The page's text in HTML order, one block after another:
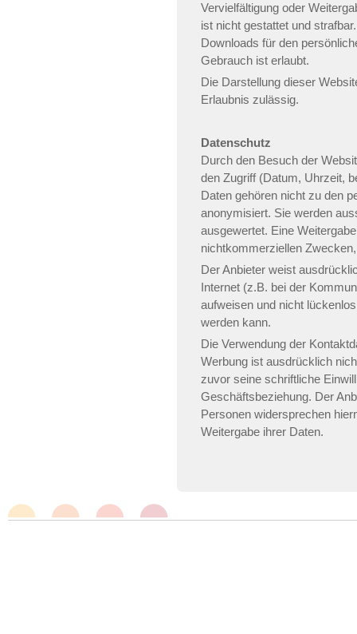
Vervielfältigung oder
ist nicht gestattet und
Downloads für den
Gebrauch ist erlaubt.
Die Darstellung dieser
Erlaubnis zulässig.
Datenschutz
Durch den Besuch der
den Zugriff (Datum, Uhrzeit,
Daten gehören nicht zu den
anonymisiert. Sie werden
ausgewertet. Eine
nichtkommerziellen
Der Anbieter weist
Internet (z.B. bei der
aufweisen und nicht
werden kann.
Die Verwendung der
Werbung ist ausdrücklich
zuvor seine schriftliche
Geschäftsbeziehung. Der
Personen widersprechen
Weitergabe ihrer Daten.